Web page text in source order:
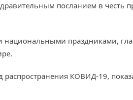
посланием в честь
праздниками,
распространения КОВИД-19,